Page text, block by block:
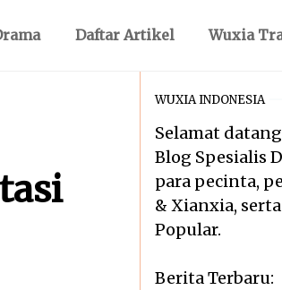
Daftar Artikel Wuxia
WUXIA INDONESIA
Selamat
Blog Spesialis
para pecinta,
& Xianxia,
Popular.
Berita Terbaru: